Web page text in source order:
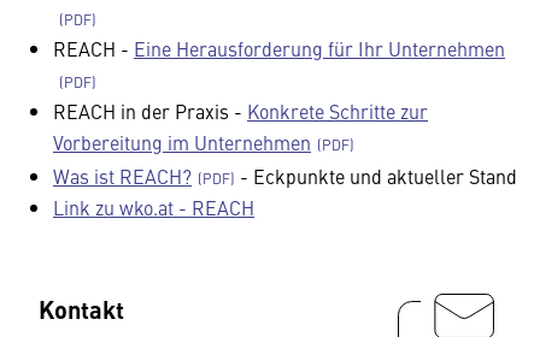
REACH - Eine Herausforderung für Ihr Unternehmen
REACH in der Praxis - Konkrete Schritte zur
Vorbereitung im Unternehmen
Was ist REACH?
- Eckpunkte und aktueller Stand
Link zu wko.at - REACH
Kontakt